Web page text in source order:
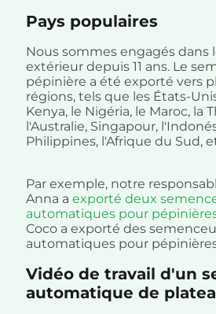
Pays populaires
Nous sommes engagés dans
extérieur depuis 11 ans. Le
pépinière a été exporté vers
régions, tels que les États-
Kenya, le Nigéria, le Maroc, la
l'Australie, Singapour,
Philippines, l'Afrique du Sud,
Par exemple, notre
Anna a exporté deux
automatiques pour
Coco a exporté des
automatiques pour
Vidéo de travail d'un
automatique de